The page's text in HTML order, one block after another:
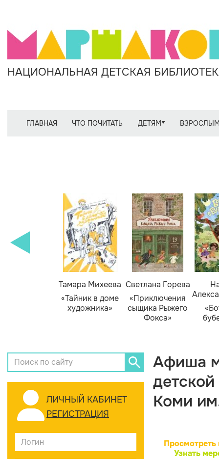
НАЦИОНАЛЬНАЯ ДЕТСКАЯ
ГЛАВНАЯ ЧТО ПОЧИТАТЬ ДЕТЯМ
Тамара Михеева
«Тайник в доме
художника»
Светлана Горева
«Приключения
сыщика Рыжего
Фокса»
ЛИЧНЫЙ КАБИНЕТ
РЕГИСТРАЦИЯ
Афиша
Коми
Просмотреть
Узнать